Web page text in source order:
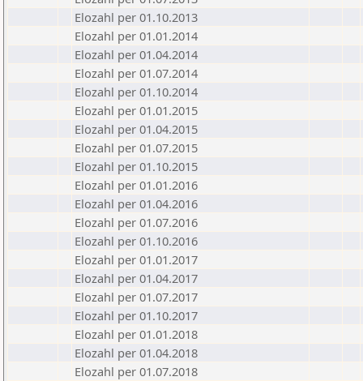
Elozahl per 01.10.2013
Elozahl per 01.01.2014
Elozahl per 01.04.2014
Elozahl per 01.07.2014
Elozahl per 01.10.2014
Elozahl per 01.01.2015
Elozahl per 01.04.2015
Elozahl per 01.07.2015
Elozahl per 01.10.2015
Elozahl per 01.01.2016
Elozahl per 01.04.2016
Elozahl per 01.07.2016
Elozahl per 01.10.2016
Elozahl per 01.01.2017
Elozahl per 01.04.2017
Elozahl per 01.07.2017
Elozahl per 01.10.2017
Elozahl per 01.01.2018
Elozahl per 01.04.2018
Elozahl per 01.07.2018